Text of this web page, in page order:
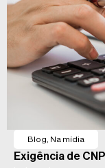
Blog Na mídia
Exigência de